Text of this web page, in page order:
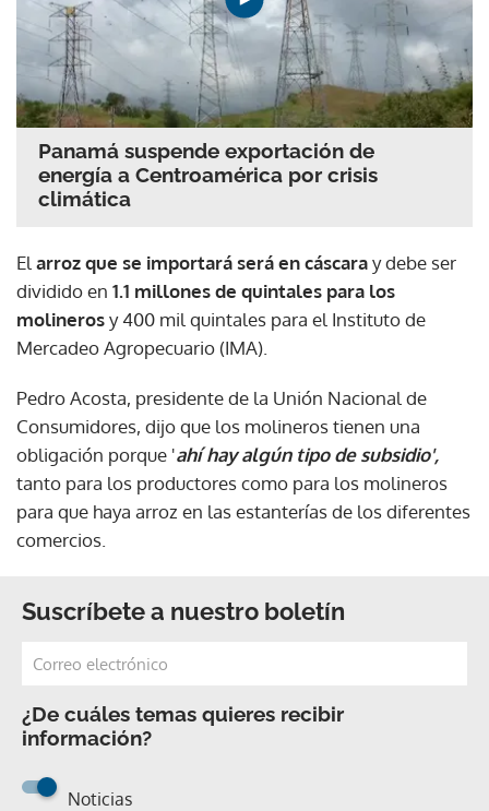
Panamá suspende exportación de
energía a Centroamérica por crisis
climática
El arroz que se importará será en cáscaray debe ser
dividido en 1.1 millones de quintales para los
molinerosy 400 mil quintales para el Instituto de
Mercadeo Agropecuario (IMA).
Pedro Acosta, presidente de la Unión Nacional de
Consumidores, dijo que los molineros tienen una
obligación porque 'ahí hay algún tipo de subsidio',
tanto para los productores como para los molineros
para que haya arroz en las estanterías de los diferentes
comercios.
Suscríbete a nuestro boletín
¿De cuáles temas quieres recibir
información?
Noticias